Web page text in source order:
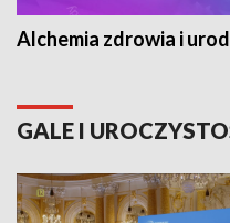
Alchemia zdrowia i
GALE I